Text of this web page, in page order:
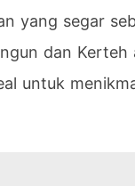
yang segar
dan Kerteh
untuk